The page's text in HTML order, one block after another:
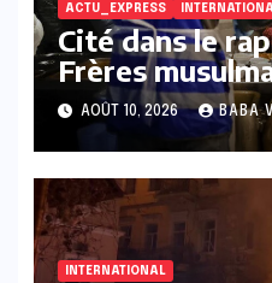
ACTU_EXPRESS
Cité dans le
Frères
islamique
million d’euros
AOÛT 10, 2026 BABA
INTERNATIONAL